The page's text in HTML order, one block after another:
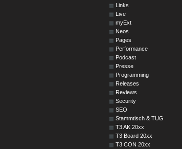
Links
Live
myExt
Neos
Pages
Performance
Podcast
Presse
Programming
Releases
Reviews
Security
SEO
Stammtisch & TUG
T3 AK 20xx
T3 Board 20xx
T3 CON 20xx